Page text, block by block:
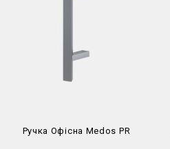
Ручка Офісна Medos PR